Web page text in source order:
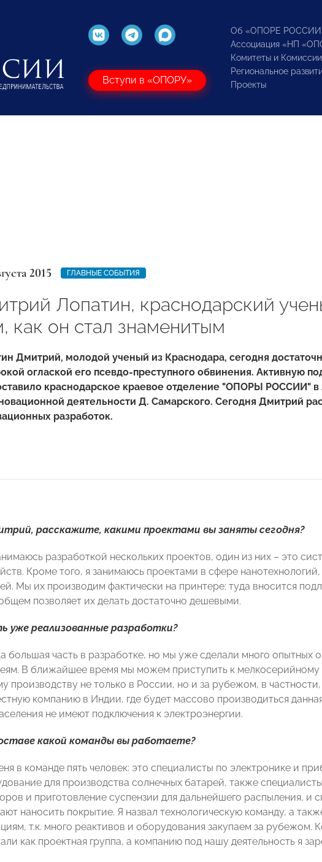
Вступи в «ОПОРУ»
Об «ОПОРЕ
Ассоциация «НП
Комитеты и Комиссии
Региональное
Проекты
2015 ГЛАВНЫЕ СОБЫТИЯ
Лопатин, краснодарский
как он стал знаменитым
Дмитрий, молодой ученый из Краснодара, сегодня
оглаской его псевдо-преступного обвинения. Активную
краснодарское краевое отделение "ОПОРЫ РОССИИ" в
деятельности Д. Самарского. Сегодня Дмитрий
разработок.
расскажите, какими проектами вы заняты сегодня?
разработкой нескольких проектов, один из них – это
Кроме того, я занимаюсь проектами в сфере
Мы их производим фактически на принтере: туда вносится
позволяет их делать достаточно дешевыми.
уже реализованные разработки?
большая часть в разработке, но мы уже сделали много опытных
В ближайшее время мы можем приступить к мелкосерийному
производству не только в России, но и за рубежом, в
компанию в Индии, где будет массово производиться
не имеют подключения к электроэнергии.
какой команды вы работаете?
в команде пять человек: это специалисты по электронике и
для производства солнечных батарей, также
и приготовление суспензии для дальнейшего распыления, и
наносить покрытие. Я назвал технологическую команду, а
т.к. много реактивов и оборудования закупаем за рубежом.
как проектная группа, а компанию под нашу деятельность я